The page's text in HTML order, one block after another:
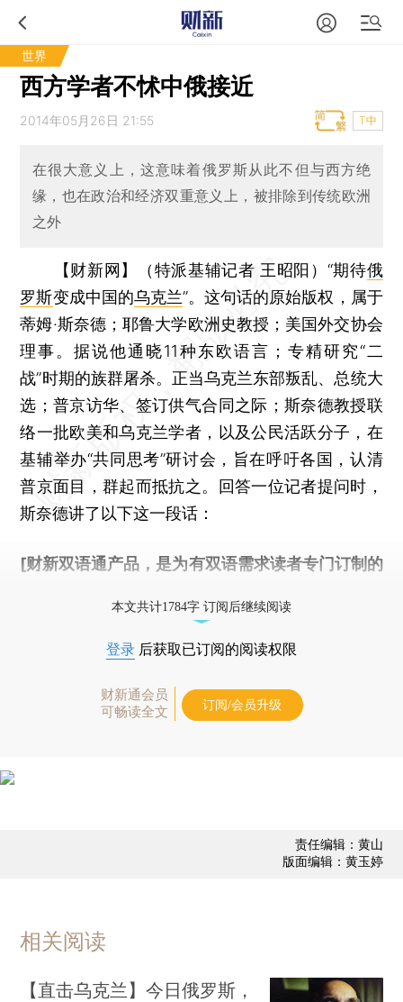
世界
西方学者不怵中俄接近
2014年05月26日 21:55 T中
在很大意义上，这意味着俄罗斯从此不但与西方绝
缘，也在政治和经济双重意义上，被排除到传统欧洲
之外
【财新网】（特派基辅记者 王昭阳） “期待俄
罗斯变成中国的乌克兰”。这句话的原始版权，属于
蒂姆·斯奈德；耶鲁大学欧洲史教授；美国外交协会
理事。据说他通晓11种东欧语言；专精研究“二
战”时期的族群屠杀。正当乌克兰东部叛乱、总统大
选；普京访华、签订供气合同之际；斯奈德教授联
络一批欧美和乌克兰学者，以及公民活跃分子，在
基辅举办“共同思考”研讨会，旨在呼吁各国，认清
普京面目，群起而抵抗之。回答一位记者提问时，
斯奈德讲了以下这一段话：
[财新双语通产品，是为有双语需求读者专门订制的
本文共计1784字 订阅后继续阅读
登录 后获取已订阅的阅读权限
财新通会员
可畅读全文
订阅/会员升级
责任编辑：黄山
版面编辑：黄玉婷
相关阅读
【直击乌克兰】今日俄罗斯，